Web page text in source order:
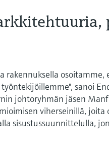
rakennuksella
sanoi
johtoryhmän jäsen
viherseinillä, joita
sisustussuunnittelulla,